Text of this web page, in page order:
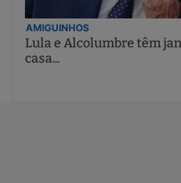
AMIGUINHOS
Lula e Alcolumbre têm
casa...